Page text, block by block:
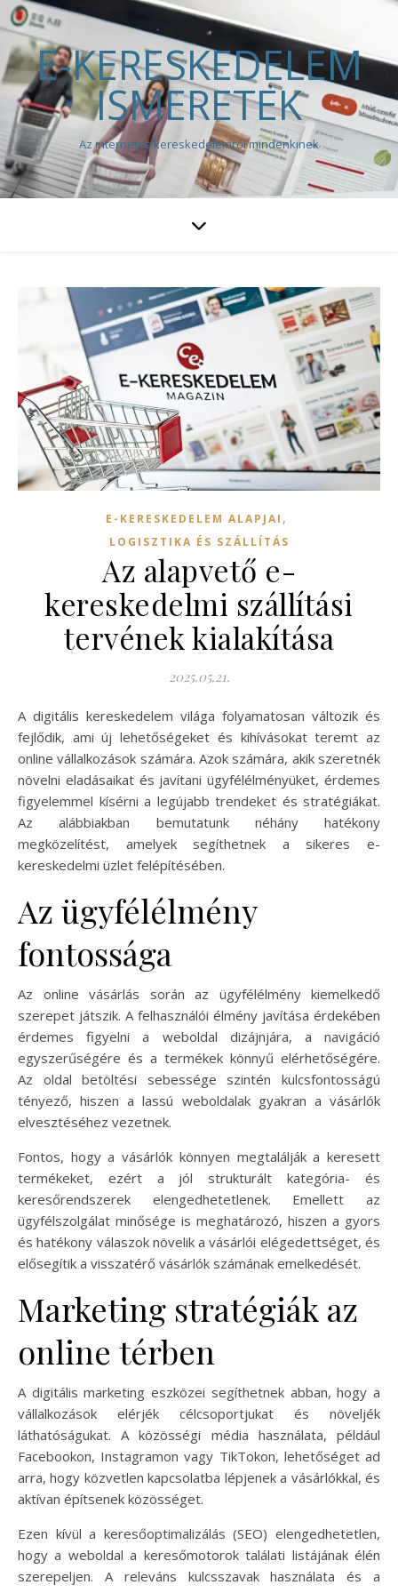
E-KERESKEDELEM
ISMERETEK
Az internetes kereskedelemről mindenkinek
E-KERESKEDELEM ALAPJAI ,
LOGISZTIKA ÉS SZÁLLÍTÁS
Az alapvető e-
kereskedelmi szállítási
tervének kialakítása
2025.05.21.
A digitális kereskedelem világa folyamatosan változik és
fejlődik, ami új lehetőségeket és kihívásokat teremt az
online vállalkozások számára. Azok számára, akik szeretnék
növelni eladásaikat és javítani ügyfélélményüket, érdemes
figyelemmel kísérni a legújabb trendeket és stratégiákat.
Az alábbiakban bemutatunk néhány hatékony
megközelítést, amelyek segíthetnek a sikeres e-
kereskedelmi üzlet felépítésében.
Az ügyfélélmény
fontossága
Az online vásárlás során az ügyfélélmény kiemelkedő
szerepet játszik. A felhasználói élmény javítása érdekében
érdemes figyelni a weboldal dizájnjára, a navigáció
egyszerűségére és a termékek könnyű elérhetőségére.
Az oldal betöltési sebessége szintén kulcsfontosságú
tényező, hiszen a lassú weboldalak gyakran a vásárlók
elvesztéséhez vezetnek.
Fontos, hogy a vásárlók könnyen megtalálják a keresett
termékeket, ezért a jól strukturált kategória- és
keresőrendszerek elengedhetetlenek. Emellett az
ügyfélszolgálat minősége is meghatározó, hiszen a gyors
és hatékony válaszok növelik a vásárlói elégedettséget, és
elősegítik a visszatérő vásárlók számának emelkedését.
Marketing stratégiák az
online térben
A digitális marketing eszközei segíthetnek abban, hogy a
vállalkozások elérjék célcsoportjukat és növeljék
láthatóságukat. A közösségi média használata, például
Facebookon, Instagramon vagy TikTokon, lehetőséget ad
arra, hogy közvetlen kapcsolatba lépjenek a vásárlókkal, és
aktívan építsenek közösséget.
Ezen kívül a keresőoptimalizálás (SEO) elengedhetetlen,
hogy a weboldal a keresőmotorok találati listájának élén
szerepeljen. A releváns kulcsszavak használata és a